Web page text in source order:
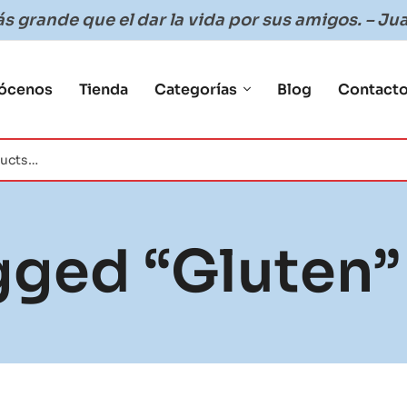
grande que el dar la vida por sus amigos. –
Tienda Categorías Blog
“gluten”